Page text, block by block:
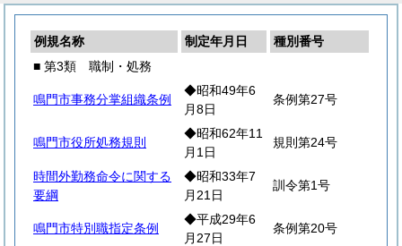
例規名称 制定年月日
種別番号
■ 第3類 職制・処務
鳴門市事務分掌組織条例
◆昭和49年6
月8日
条例第27号
鳴門市役所処務規則
◆昭和62年11
月1日
規則第24号
時間外勤務命令に関する
要綱
◆昭和33年7
月21日
訓令第1号
鳴門市特別職指定条例
◆平成29年6
月27日
条例第20号